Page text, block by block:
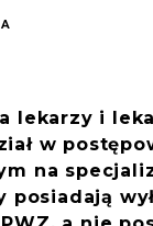
lekarzy i
w
na
posiadają